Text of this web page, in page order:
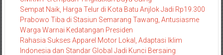
Sempat Naik, Harga Telur di Kota Batu Anjlok Jadi Rp19.300
Prabowo Tiba di Stasiun Semarang Tawang, Antusiasme
Warga Warnai Kedatangan Presiden
Rahasia Sukses Apparel Motor Lokal, Adaptasi Iklim
Indonesia dan Standar Global Jadi Kunci Bersaing